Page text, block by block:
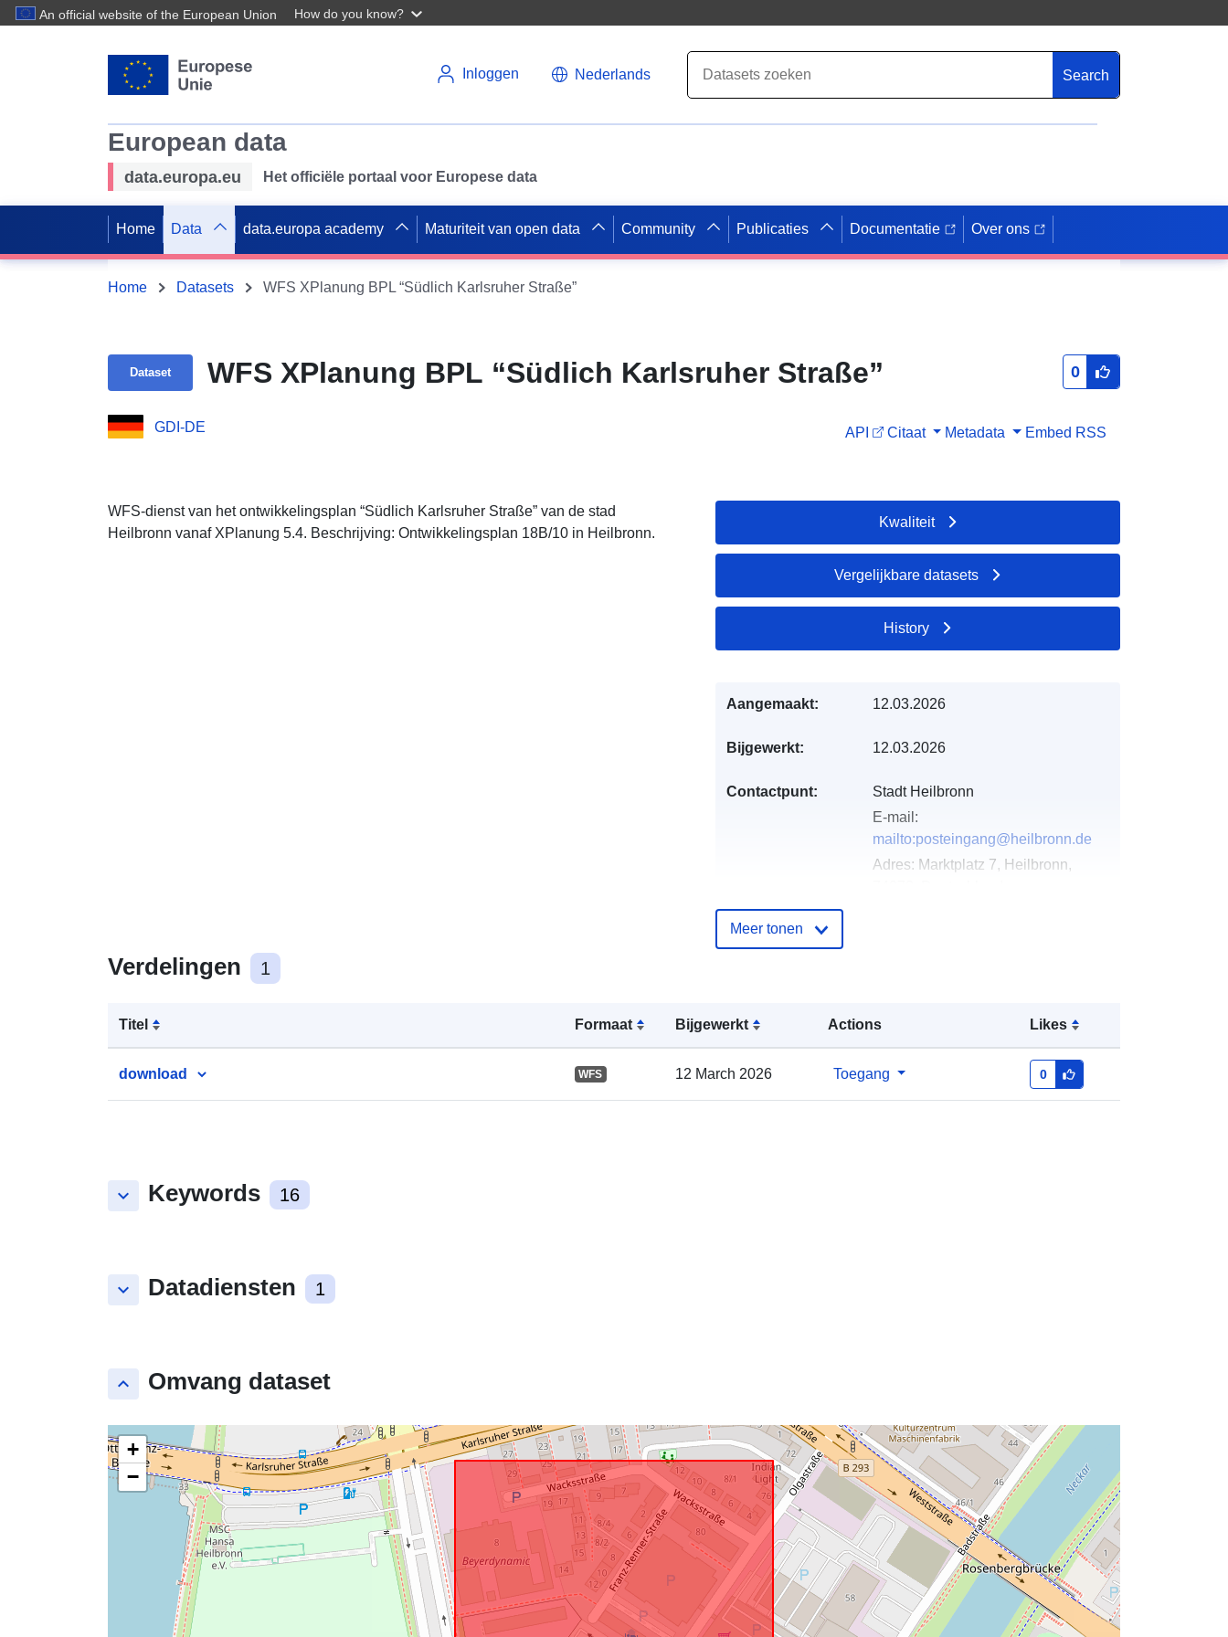
An official website of the European Union How do you know?
Inloggen Nederlands Search
European data
data.europa.eu Het officiële portaal voor Europese data
Home Data data.europa academy Maturiteit van open data Community Publicaties Documentatie Over ons
Home Datasets WFS XPlanung BPL “Südlich Karlsruher Straße”
Dataset WFS XPlanung BPL “Südlich Karlsruher Straße” 0
GDI-DE API Citaat Metadata Embed RSS
WFS-dienst van het ontwikkelingsplan “Südlich Karlsruher Straße” van de stad
Heilbronn vanaf XPlanung 5.4. Beschrijving: Ontwikkelingsplan 18B/10 in Heilbronn.
Verdelingen 1
Titel Formaat Bijgewerkt Actions Likes
download WFS 12 March 2026 Toegang 0
keyboard_arrow_down Keywords 16
keyboard_arrow_down Datadiensten 1
keyboard_arrow_up Omvang dataset
+
−
Kwaliteit
Vergelijkbare datasets
History
Aangemaakt: 12.03.2026
Bijgewerkt: 12.03.2026
Contactpunt:
Stadt Heilbronn
E-mail:
mailto:posteingang@heilbronn.de
Adres: Marktplatz 7, Heilbronn,
August 2026
Ruimtelijk: Coördinaten:
49.1381167 ], [ 9.2085016,
Meer tonen